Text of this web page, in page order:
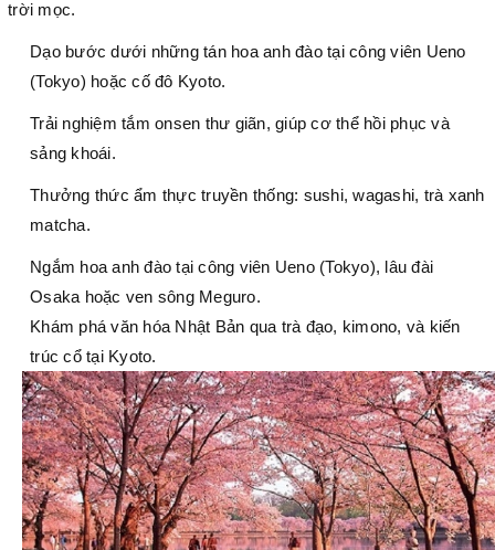
trời mọc.
Dạo bước dưới những tán hoa anh đào tại công viên Ueno
(Tokyo) hoặc cố đô Kyoto.
Trải nghiệm tắm onsen thư giãn, giúp cơ thể hồi phục và
sảng khoái.
Thưởng thức ẩm thực truyền thống: sushi, wagashi, trà xanh
matcha.
Ngắm hoa anh đào tại công viên Ueno (Tokyo), lâu đài
Osaka hoặc ven sông Meguro.
Khám phá văn hóa Nhật Bản qua trà đạo, kimono, và kiến
trúc cổ tại Kyoto.